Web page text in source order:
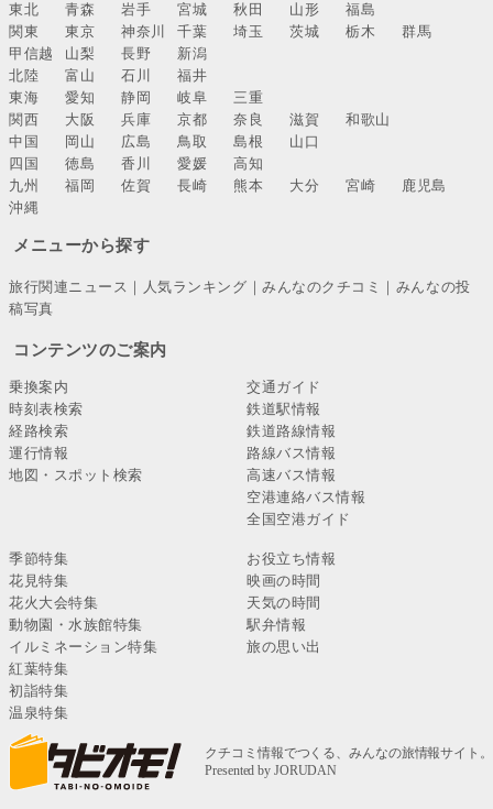
東北
青森 岩手 宮城 秋田 山形
福島
関東
東京 神奈川 千葉 埼玉 茨城 栃木
群馬
甲信越
山梨 長野
新潟
北陸
富山 石川
福井
東海
愛知 静岡 岐阜
三重
関西
大阪 兵庫 京都 奈良 滋賀
和歌山
中国
岡山 広島 鳥取 島根
山口
四国
徳島 香川 愛媛
高知
九州
福岡 佐賀 長崎 熊本 大分 宮崎
鹿児島
沖縄
メニューから探す
旅行関連ニュース ｜ 人気ランキング ｜みんなのクチコミ ｜ みんなの投
稿写真
コンテンツのご案内
乗換案内
時刻表検索
経路検索
運行情報
地図・スポット検索
交通ガイド
鉄道駅情報
鉄道路線情報
路線バス情報
高速バス情報
空港連絡バス情報
全国空港ガイド
季節特集
花見特集
花火大会特集
動物園・水族館特集
イルミネーション特集
紅葉特集
初詣特集
温泉特集
お役立ち情報
映画の時間
天気の時間
駅弁情報
旅の思い出